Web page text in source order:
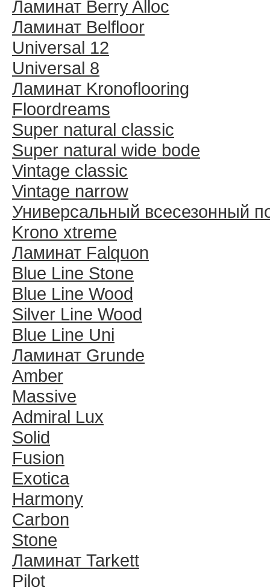
Ламинат Berry Alloc
Ламинат Belfloor
Universal 12
Universal 8
Ламинат Kronoflooring
Floordreams
Super natural classic
Super natural wide bode
Vintage classic
Vintage narrow
Универсальный всесезонный
Krono xtreme
Ламинат Falquon
Blue Line Stone
Blue Line Wood
Silver Line Wood
Blue Line Uni
Ламинат Grunde
Amber
Massive
Admiral Lux
Solid
Fusion
Exotica
Harmony
Carbon
Stone
Ламинат Tarkett
Pilot